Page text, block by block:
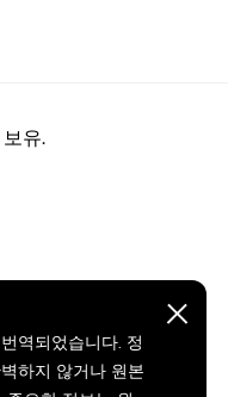
역되었습니다. 정
하지 않거나 원본
유.